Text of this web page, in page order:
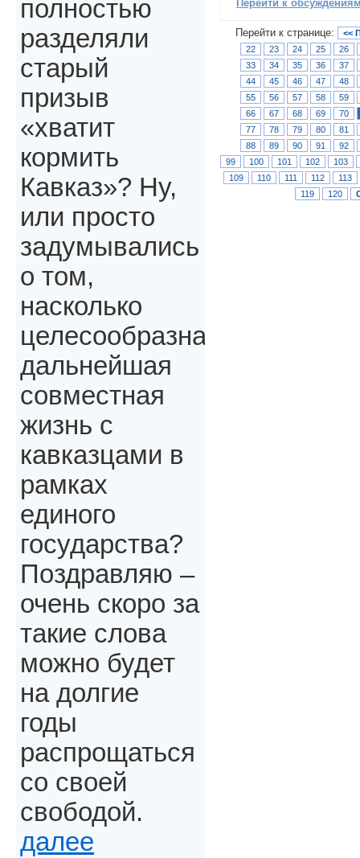
Перейти к
Перейти к странице:
<<
22
23 24 25
26
33
34 35 36
37
44
45 46 47
48
55
56 57 58
59
66
67 68 69
70
77
78 79 80
81
88
89 90 91
92
99
100 101 102
103
109
110 111 112
113
119
120
полностью
разделяли
старый
призыв
«хватит
кормить
Кавказ»? Ну,
или просто
задумывались
о том,
насколько
целесообразна
дальнейшая
совместная
жизнь с
кавказцами в
рамках
единого
государства?
Поздравляю –
очень скоро за
такие слова
можно будет
на долгие
годы
распрощаться
со своей
свободой.
далее